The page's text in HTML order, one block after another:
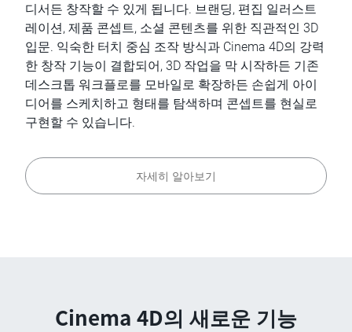
디서든 창작할 수 있게 됩니다. 브랜딩, 편집 일러스트
레이션, 제품 콘셉트, 소셜 콘텐츠를 위한 직관적인 3D
입문. 익숙한 터치 중심 조작 방식과 Cinema 4D의 강력
한 창작 기능이 결합되어, 3D 작업을 막 시작하든 기존
데스크톱 워크플로를 모바일로 확장하든 손쉽게 아이
디어를 스케치하고 형태를 탐색하며 콘셉트를 현실로
구현할 수 있습니다.
자세히 알아보기
Cinema 4D의 새로운 기능